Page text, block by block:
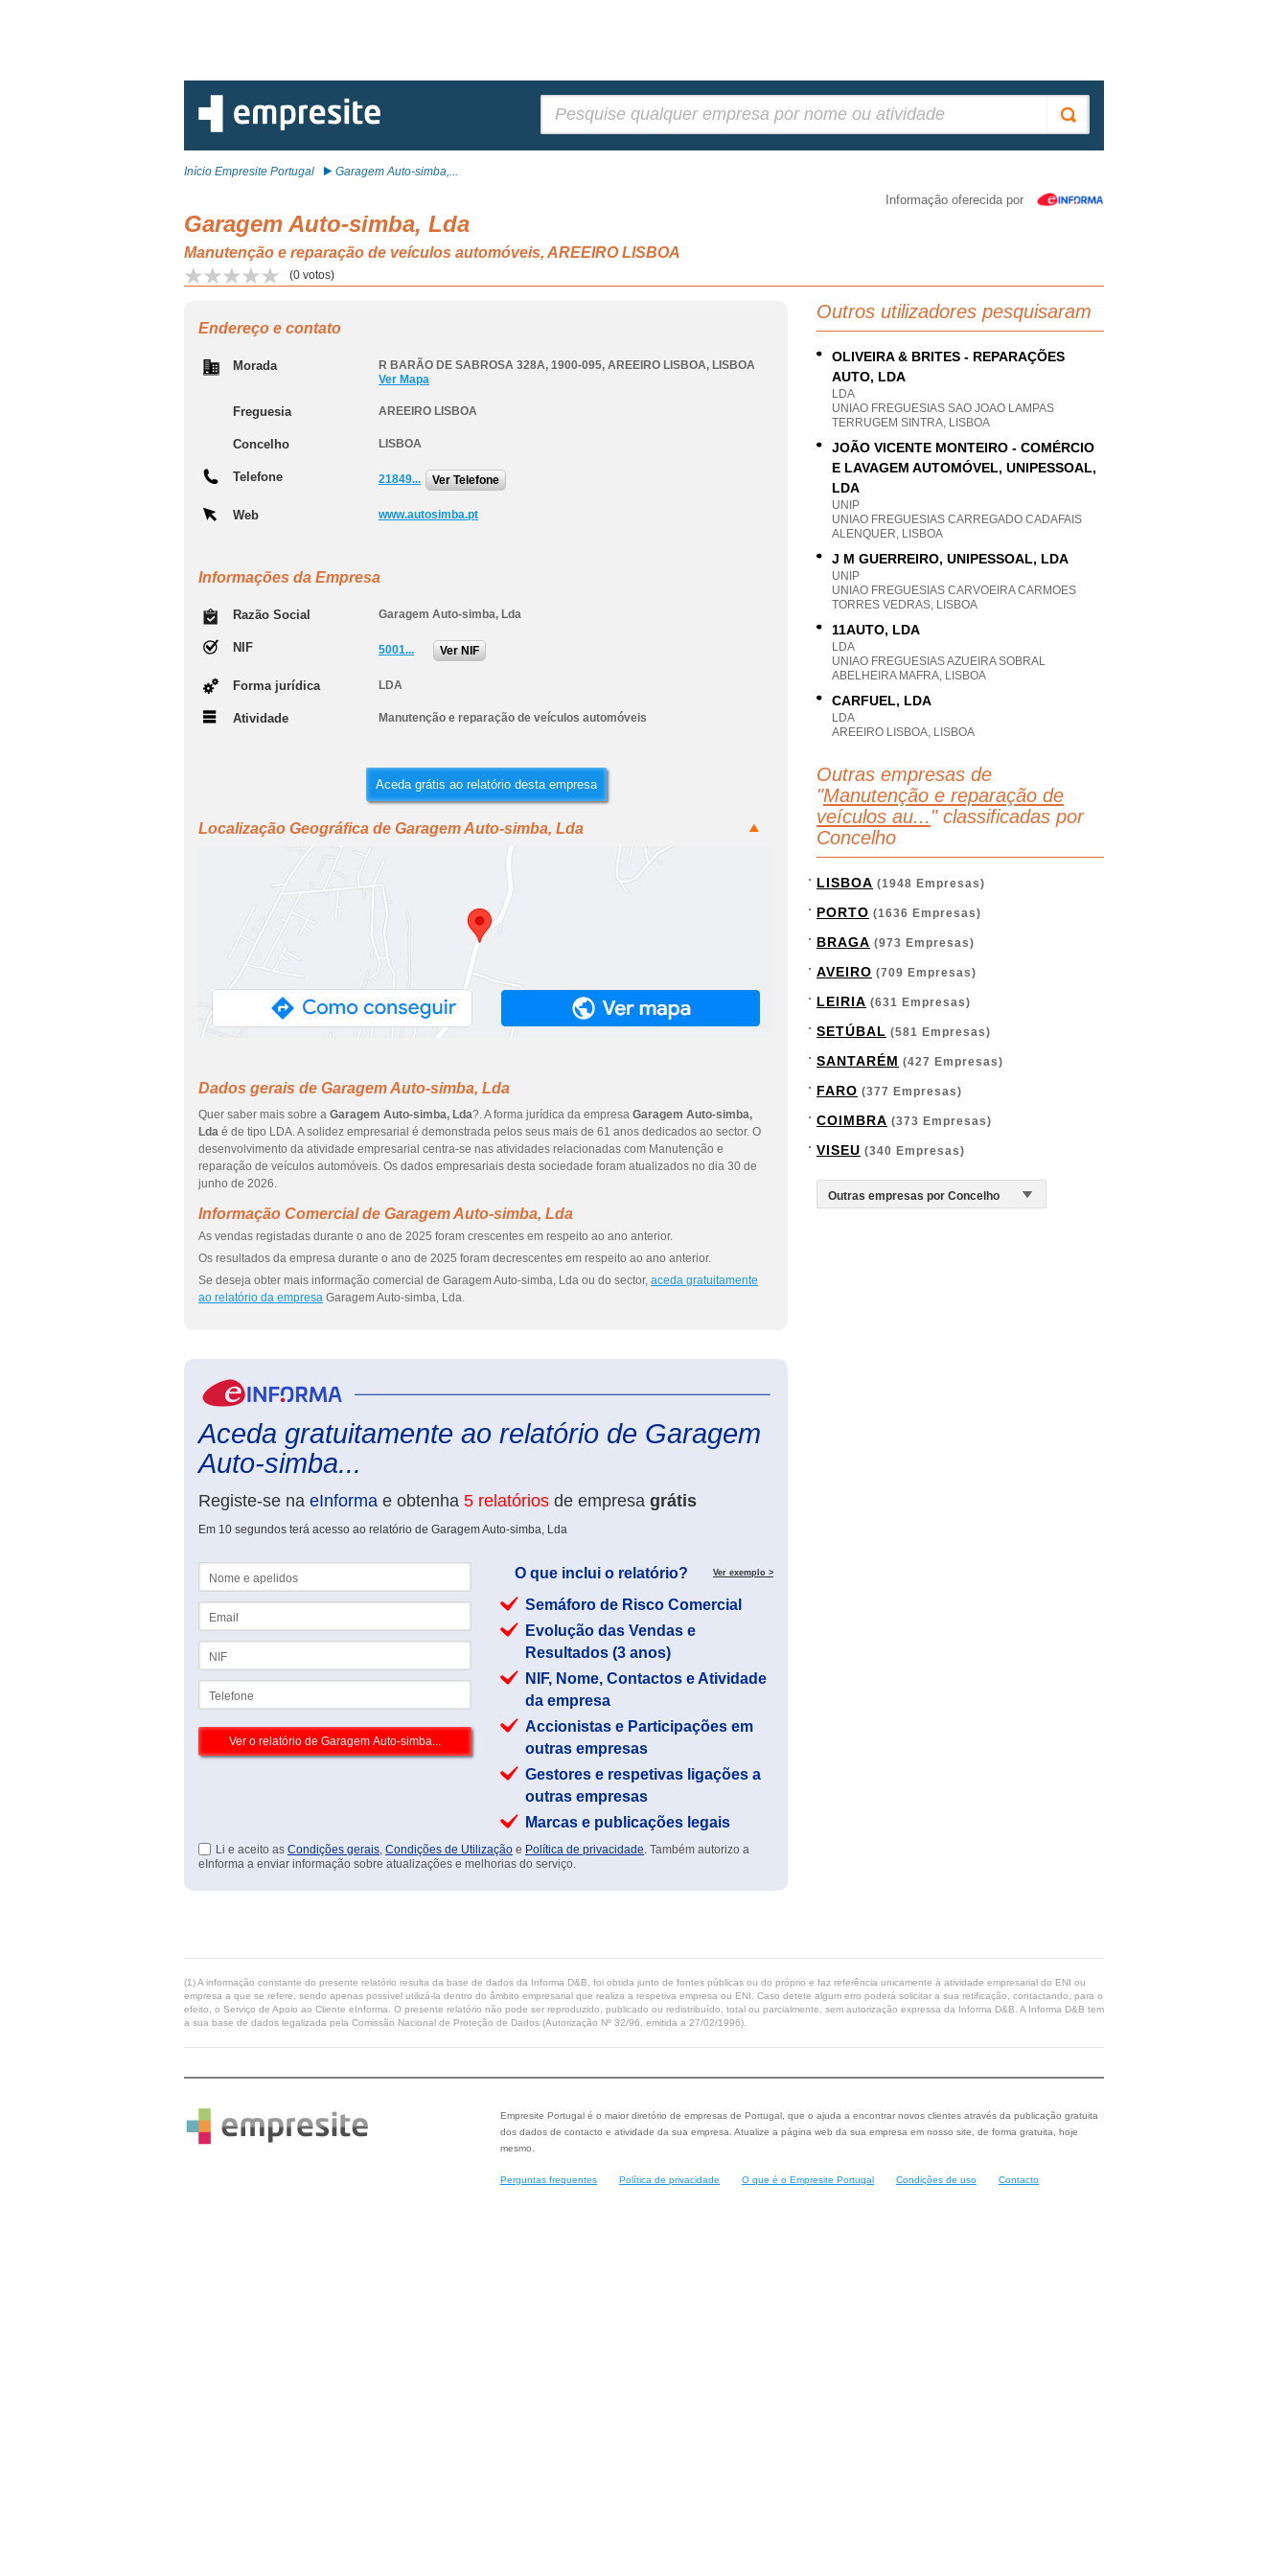
Início Empresite Portugal Garagem Auto-simba,...
Informação oferecida por
Garagem Auto-simba, Lda
Manutenção e reparação de veículos automóveis, AREEIRO LISBOA
(0 votos)
Endereço e contato
Morada R BARÃO DE SABROSA 328A, 1900-095, AREEIRO LISBOA, LISBOA
Ver Mapa
Freguesia AREEIRO LISBOA
Concelho LISBOA
Telefone 21849... Ver Telefone
Web www.autosimba.pt
Informações da Empresa
Razão Social Garagem Auto-simba, Lda
NIF 5001... Ver NIF
Forma jurídica LDA
Atividade Manutenção e reparação de veículos automóveis
Aceda grátis ao relatório desta empresa
Localização Geográfica de Garagem Auto-simba, Lda
Dados gerais de Garagem Auto-simba, Lda
Quer saber mais sobre a Garagem Auto-simba, Lda?. A forma jurídica da empresa Garagem Auto-simba,
Lda é de tipo LDA. A solidez empresarial é demonstrada pelos seus mais de 61 anos dedicados ao sector. O
desenvolvimento da atividade empresarial centra-se nas atividades relacionadas com Manutenção e
reparação de veículos automóveis. Os dados empresariais desta sociedade foram atualizados no dia 30 de
junho de 2026.
Informação Comercial de Garagem Auto-simba, Lda
As vendas registadas durante o ano de 2025 foram crescentes em respeito ao ano anterior.
Os resultados da empresa durante o ano de 2025 foram decrescentes em respeito ao ano anterior.
Se deseja obter mais informação comercial de Garagem Auto-simba, Lda ou do sector, aceda gratuitamente
ao relatório da empresa Garagem Auto-simba, Lda.
Aceda gratuitamente ao relatório de Garagem
Auto-simba...
Registe-se na eInforma e obtenha 5 relatórios de empresa grátis
Em 10 segundos terá acesso ao relatório de Garagem Auto-simba, Lda
O que inclui o relatório? Ver exemplo >
Semáforo de Risco Comercial
Evolução das Vendas e
Resultados (3 anos)
NIF, Nome, Contactos e Atividade
da empresa
Accionistas e Participações em
outras empresas
Gestores e respetivas ligações a
outras empresas
Marcas e publicações legais
Li e aceito as Condições gerais, Condições de Utilização e Política de privacidade. Também autorizo a
eInforma a enviar informação sobre atualizações e melhorias do serviço.
Outros utilizadores pesquisaram
OLIVEIRA & BRITES - REPARAÇÕES
AUTO, LDA
LDA
UNIAO FREGUESIAS SAO JOAO LAMPAS
TERRUGEM SINTRA, LISBOA
JOÃO VICENTE MONTEIRO - COMÉRCIO
E LAVAGEM AUTOMÓVEL, UNIPESSOAL,
LDA
UNIP
UNIAO FREGUESIAS CARREGADO CADAFAIS
ALENQUER, LISBOA
J M GUERREIRO, UNIPESSOAL, LDA
UNIP
UNIAO FREGUESIAS CARVOEIRA CARMOES
TORRES VEDRAS, LISBOA
11AUTO, LDA
LDA
UNIAO FREGUESIAS AZUEIRA SOBRAL
ABELHEIRA MAFRA, LISBOA
CARFUEL, LDA
LDA
AREEIRO LISBOA, LISBOA
Outras empresas de
"Manutenção e reparação de
veículos au... " classificadas por
Concelho
LISBOA (1948 Empresas)
PORTO (1636 Empresas)
BRAGA (973 Empresas)
AVEIRO (709 Empresas)
LEIRIA (631 Empresas)
SETÚBAL (581 Empresas)
SANTARÉM (427 Empresas)
FARO (377 Empresas)
COIMBRA (373 Empresas)
VISEU (340 Empresas)
(1) A informação constante do presente relatório resulta da base de dados da Informa D&B, foi obtida junto de fontes públicas ou do próprio e faz referência unicamente à atividade empresarial do ENI ou
empresa a que se refere, sendo apenas possível utilizá-la dentro do âmbito empresarial que realiza a respetiva empresa ou ENI. Caso detete algum erro poderá solicitar a sua retificação, contactando, para o
efeito, o Serviço de Apoio ao Cliente eInforma. O presente relatório não pode ser reproduzido, publicado ou redistribuído, total ou parcialmente, sem autorização expressa da Informa D&B. A Informa D&B tem
a sua base de dados legalizada pela Comissão Nacional de Proteção de Dados (Autorização Nº 32/96, emitida a 27/02/1996).
Empresite Portugal é o maior diretório de empresas de Portugal, que o ajuda a encontrar novos clientes através da publicação gratuita
dos dados de contacto e atividade da sua empresa. Atualize a página web da sua empresa em nosso site, de forma gratuita, hoje
mesmo.
Perguntas frequentes Política de privacidade O que é o Empresite Portugal Condições de uso Contacto